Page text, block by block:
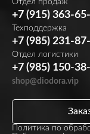
Отдел продаж
+7 (915) 363-
Техподдержка
+7 (985) 231-
Отдел логистики
+7 (985) 150-
shop@diodora.vip
Политика по